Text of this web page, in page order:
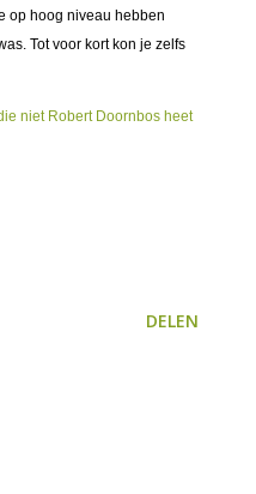
op hoog niveau hebben
Tot voor kort kon je zelfs
niet Robert Doornbos heet
DELEN